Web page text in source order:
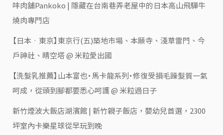
㕩肉舖Pankoko | 隱藏在台南巷弄老屋中的日本高山飛驒牛
燒肉專門店
【日本‧東京】東京行(五)築地市場、本願寺、淺草雷門、今
戶神社、晴空塔 @ 米粒愛出國
【洗髮乳推薦】山本富也・馬卡龍系列・修復受損毛躁髮質一氣
呵成，從頭到腳都要悉心呵護 @ 米粒過日子
新竹煙波大飯店湖濱館 | 新竹親子飯店，嬰幼兒首選，2300
坪室內卡樂星球從早玩到晚